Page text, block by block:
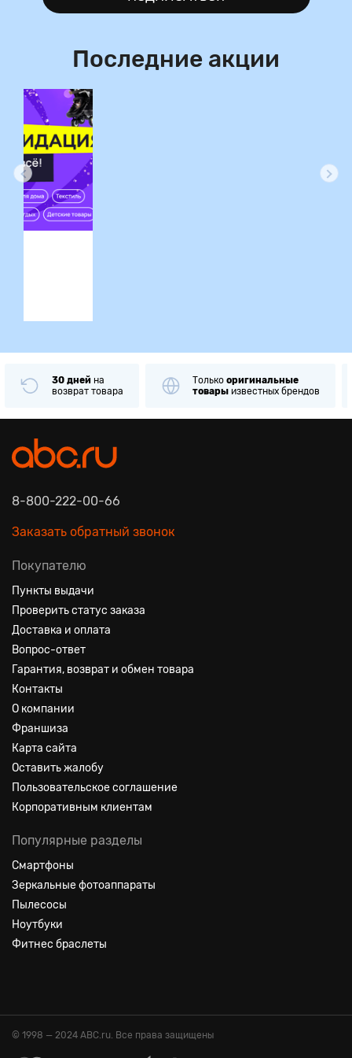
Последние акции
30 дней на
возврат товара
Только оригинальные
товары известных брендов
8-800-222-00-66
Заказать обратный звонок
Покупателю
Пункты выдачи
Проверить статус заказа
Доставка и оплата
Вопрос-ответ
Гарантия, возврат и обмен товара
Контакты
О компании
Франшиза
Карта сайта
Оставить жалобу
Пользовательское соглашение
Корпоративным клиентам
Популярные разделы
Смартфоны
Зеркальные фотоаппараты
Пылесосы
Ноутбуки
Фитнес браслеты
© 1998 — 2024 ABC.ru. Все права защищены